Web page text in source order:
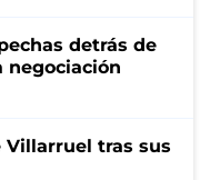
detrás de
negociación
tras sus